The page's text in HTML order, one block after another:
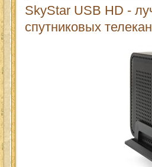
SkyStar USB HD -
спутниковых